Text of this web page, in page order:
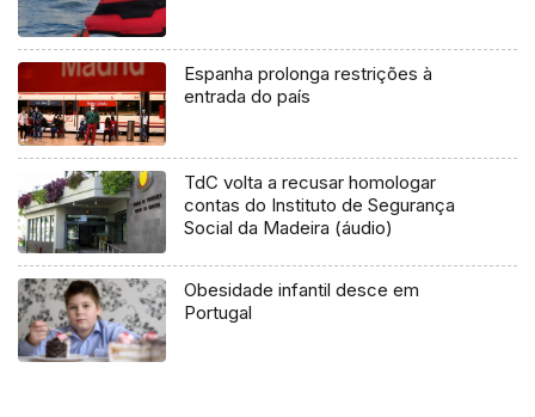
Espanha prolonga restrições à
entrada do país
TdC volta a recusar homologar
contas do Instituto de Segurança
Social da Madeira (áudio)
Obesidade infantil desce em
Portugal